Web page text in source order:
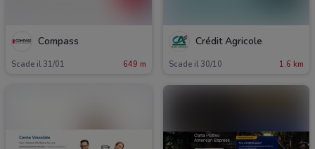
Compass
Scade il 31/01 649 m
Crédit Agricole
Scade il 30/10 1.6 km